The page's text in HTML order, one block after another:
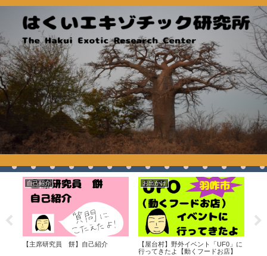
自己紹介
【主席研究員 餅】自己紹介
お出かけ
【屋台村】野外イベント「UF0」に
行ってきたよ【動くフードお店】